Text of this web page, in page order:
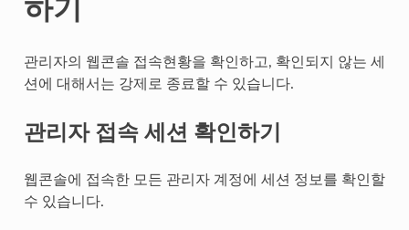
관리자의 웹콘솔 접속현황을 확인하고, 확인되지 않는 세
션에 대해서는 강제로 종료할 수 있습니다.
관리자 접속 세션 확인하기
웹콘솔에 접속한 모든 관리자 계정에 세션 정보를 확인할
수 있습니다.